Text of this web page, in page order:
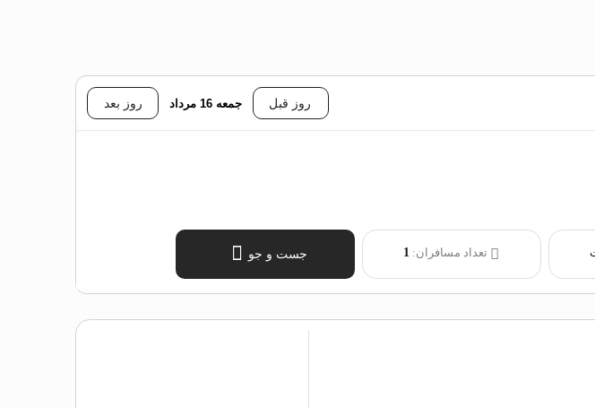
روز قبل جمعه 16 مرداد روز بعد
تعداد مسافران:1 جست و جو